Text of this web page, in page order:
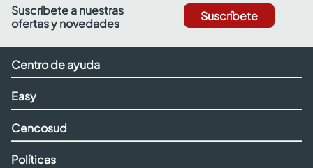
Suscríbete a nuestras
ofertas y novedades
Suscríbete
Centro de ayuda
Easy
Cencosud
Políticas